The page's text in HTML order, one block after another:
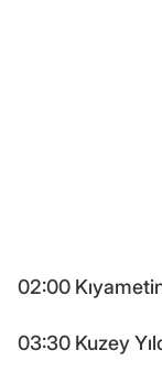
02:00
03:30 Kuzey